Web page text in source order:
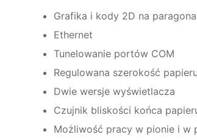
Grafika i kody 2D na
Ethernet
Tunelowanie portów COM
Regulowana szerokość papieru
Dwie wersje wyświetlacza
Czujnik bliskości końca
Możliwość pracy w pionie i w